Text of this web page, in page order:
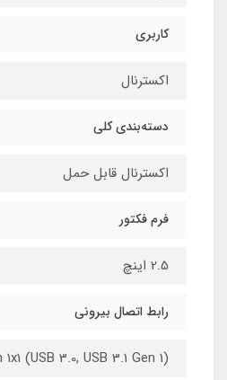
کاربری
اکسترنال
دسته‌بندی کلی
اکسترنال قابل حمل
فرم فکتور
2.5 اینچ
رابط اتصال بیرونی
(USB 3.0, USB 3.1 Gen 1)